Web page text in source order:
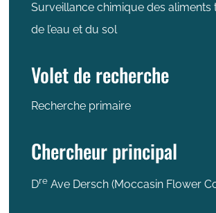
Surveillance chimique des aliments
de l’eau et du sol
Volet de recherche
Recherche primaire
Chercheur principal
DreAve Dersch (Moccasin Flower